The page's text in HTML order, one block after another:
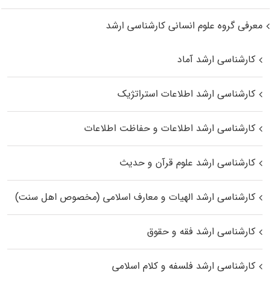
معرفی گروه علوم انسانی کارشناسی ارشد
کارشناسی ارشد آماد
کارشناسی ارشد اطلاعات استراتژیک
کارشناسی ارشد اطلاعات و حفاظت اطلاعات
کارشناسی ارشد علوم قرآن و حدیث
کارشناسی ارشد الهیات و معارف اسلامی (مخصوص اهل سنت)
کارشناسی ارشد فقه و حقوق
کارشناسی ارشد فلسفه و کلام اسلامی